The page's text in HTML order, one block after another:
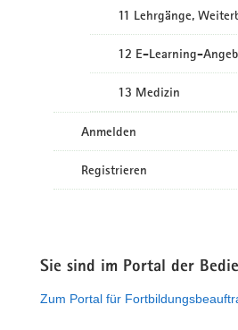
11 Lehrgänge,
12 E-Learning-
13 Medizin
Anmelden
Registrieren
Sie sind im Portal der
Zum Portal für